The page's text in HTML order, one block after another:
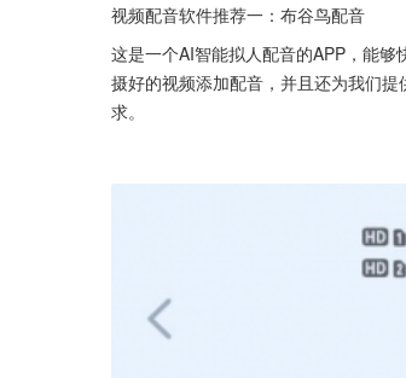
视频配音软件推荐一：布谷鸟配音
这是一个AI智能拟人配音的APP，能够
摄好的视频添加配音，并且还为我们
求。